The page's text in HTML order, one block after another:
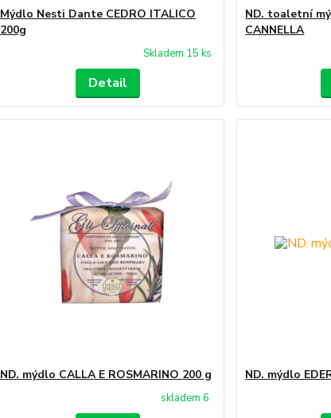
Mýdlo Nesti Dante CEDRO ITALICO
200g
Skladem 15 ks
Detail
ND. toaletní
CANNELLA
ND. mýdlo CALLA E ROSMARINO 200 g
skladem 6
ND. mýdlo